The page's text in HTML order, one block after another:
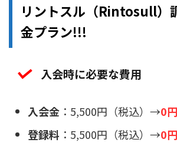
リントスル（Rintosull）
金プラン!!!
入会時に必要な費用
入会金 ：5,500円（税込）→0円
登録料 ：5,500円（税込）→0円